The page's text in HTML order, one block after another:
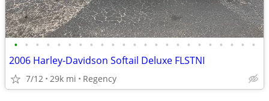
• • • • • • • • • • • • • • • • • • • • • • •
2006 Harley-Davidson Softail Deluxe FLSTNI
7/12 29k mi Regency